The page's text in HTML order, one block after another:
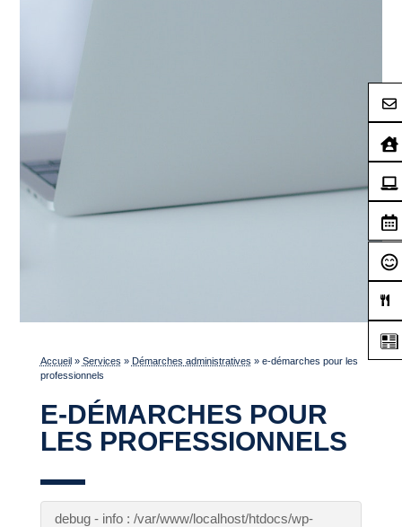
Accueil » Services » Démarches administratives » e-démarches pour les
professionnels
E-DÉMARCHES POUR
LES PROFESSIONNELS
debug - info : /var/www/localhost/htdocs/wp-